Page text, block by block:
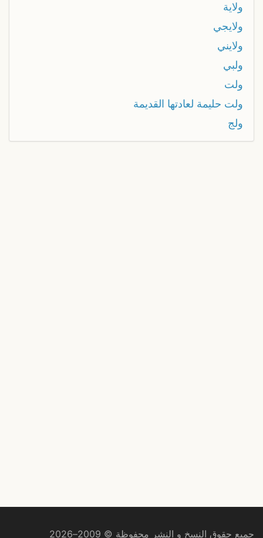
ولاية
ولايجي
ولايني
ولبي
ولت
ولت حليمة لعادتها القديمة
ولج
جميع حقوق النسخ و النشر محفوظة © 2009–2026